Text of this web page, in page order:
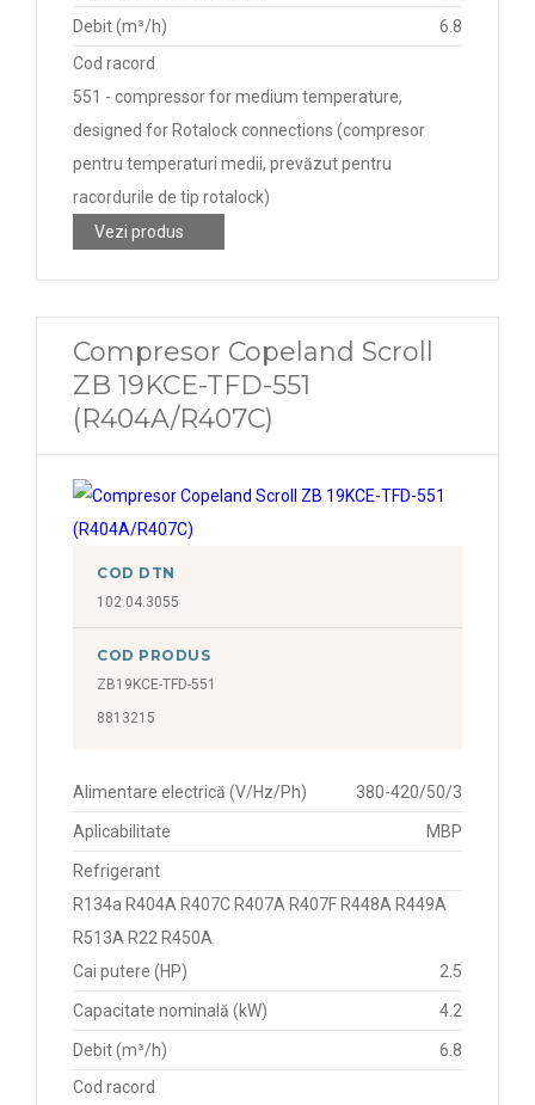
Debit (m³/h)
6.8
Cod racord
551 - compressor for medium temperature,
designed for Rotalock connections (compresor
pentru temperaturi medii, prevăzut pentru
racordurile de tip rotalock)
Vezi produs
Compresor Copeland Scroll
ZB 19KCE-TFD-551
(R404A/R407C)
COD DTN
102.04.3055
COD PRODUS
ZB19KCE-TFD-551
8813215
Alimentare electrică (V/Hz/Ph) 380-420/50/3
Aplicabilitate MBP
Refrigerant
R134a R404A R407C R407A R407F R448A R449A
R513A R22 R450A
Cai putere (HP)
2.5
Capacitate nominală (kW) 4.2
Debit (m³/h)
6.8
Cod racord